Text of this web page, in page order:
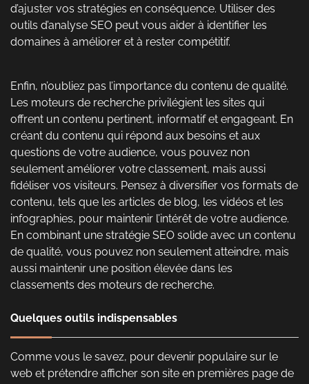
d’ajuster vos stratégies en conséquence. Utiliser des
outils d’analyse SEO peut vous aider à identifier les
domaines à améliorer et à rester compétitif.
Enfin, n’oubliez pas l’importance du contenu de qualité.
Les moteurs de recherche privilégient les sites qui
offrent un contenu pertinent, informatif et engageant. En
créant du contenu qui répond aux besoins et aux
questions de votre audience, vous pouvez non
seulement améliorer votre classement, mais aussi
fidéliser vos visiteurs. Pensez à diversifier vos formats de
contenu, tels que les articles de blog, les vidéos et les
infographies, pour maintenir l’intérêt de votre audience.
En combinant une stratégie SEO solide avec un contenu
de qualité, vous pouvez non seulement atteindre, mais
aussi maintenir une position élevée dans les
classements des moteurs de recherche.
Quelques outils indispensables
Comme vous le savez, pour devenir populaire sur le
web et prétendre afficher son site en premières page de